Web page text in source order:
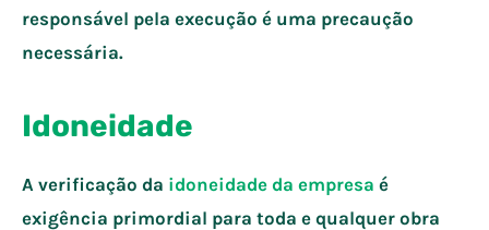
responsável pela execução é uma precaução
necessária.
Idoneidade
A verificação da idoneidade da empresa é
exigência primordial para toda e qualquer obra